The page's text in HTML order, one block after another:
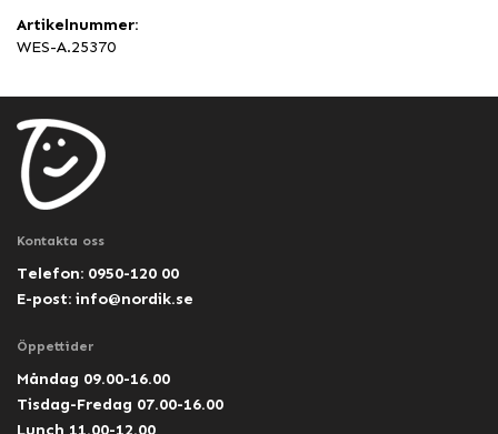
Artikelnummer:
WES-A.25370
Kontakta oss
Telefon: 0950-120 00
E-post: info@nordik.se
Öppettider
Måndag 09.00-16.00
Tisdag-Fredag 07.00-16.00
Lunch 11.00-12.00